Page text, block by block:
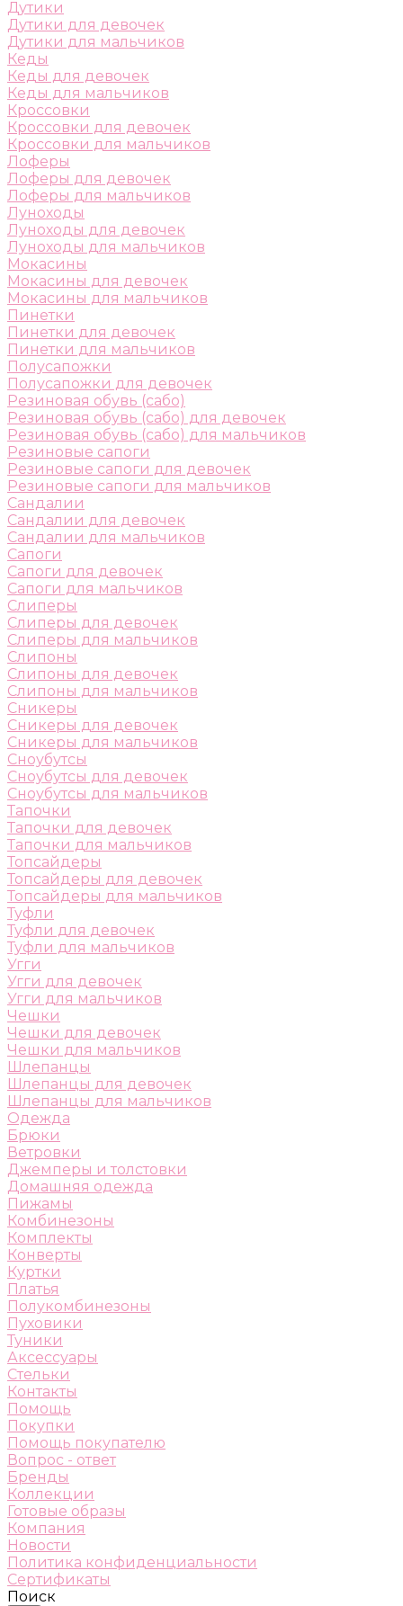
Дутики
Дутики для девочек
Дутики для мальчиков
Кеды
Кеды для девочек
Кеды для мальчиков
Кроссовки
Кроссовки для девочек
Кроссовки для мальчиков
Лоферы
Лоферы для девочек
Лоферы для мальчиков
Луноходы
Луноходы для девочек
Луноходы для мальчиков
Мокасины
Мокасины для девочек
Мокасины для мальчиков
Пинетки
Пинетки для девочек
Пинетки для мальчиков
Полусапожки
Полусапожки для девочек
Резиновая обувь (сабо)
Резиновая обувь (сабо) для девочек
Резиновая обувь (сабо) для мальчиков
Резиновые сапоги
Резиновые сапоги для девочек
Резиновые сапоги для мальчиков
Сандалии
Сандалии для девочек
Сандалии для мальчиков
Сапоги
Сапоги для девочек
Сапоги для мальчиков
Слиперы
Слиперы для девочек
Слиперы для мальчиков
Слипоны
Слипоны для девочек
Слипоны для мальчиков
Сникеры
Сникеры для девочек
Сникеры для мальчиков
Сноубутсы
Сноубутсы для девочек
Сноубутсы для мальчиков
Тапочки
Тапочки для девочек
Тапочки для мальчиков
Топсайдеры
Топсайдеры для девочек
Топсайдеры для мальчиков
Туфли
Туфли для девочек
Туфли для мальчиков
Угги
Угги для девочек
Угги для мальчиков
Чешки
Чешки для девочек
Чешки для мальчиков
Шлепанцы
Шлепанцы для девочек
Шлепанцы для мальчиков
Одежда
Брюки
Ветровки
Джемперы и толстовки
Домашняя одежда
Пижамы
Комбинезоны
Комплекты
Конверты
Куртки
Платья
Полукомбинезоны
Пуховики
Туники
Аксессуары
Стельки
Контакты
Помощь
Покупки
Помощь покупателю
Вопрос - ответ
Бренды
Коллекции
Готовые образы
Компания
Новости
Политика конфиденциальности
Сертификаты
Поиск